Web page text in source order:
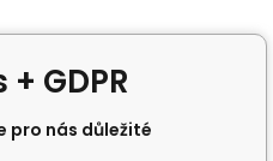
GDPR
pro nás důležité